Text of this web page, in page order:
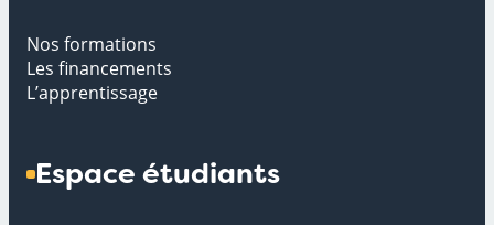
Nos formations
Les financements
L’apprentissage
Espace étudiants